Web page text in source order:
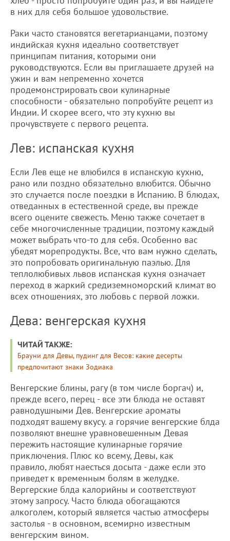
в них для себя большое удовольствие.
Раки часто становятся вегетарианцами, поэтому
индийская кухня идеально соответствует
принципам питания, которыми они
руководствуются. Если вы приглашаете друзей на
ужин и вам непременно хочется
продемонстрировать свои кулинарные
способности - обязательно попробуйте рецепт из
Индии. И скорее всего, что эту кухню вы
прочувствуете с первого рецепта.
Лев: испанская кухня
Если Лев еще не влюбился в испанскую кухню,
рано или поздно обязательно влюбится. Обычно
это случается после поездки в ​​Испанию. В блюдах,
отведанных в естественной среде, вы прежде
всего оцените свежесть. Меню также сочетает в
себе многочисленные традиции, поэтому каждый
может выбрать что-то для себя. Особенно вас
убедят морепродукты. Все, что вам нужно сделать,
это попробовать оригинальную паэлью. Для
теплолюбивых львов испанская кухня означает
переход в жаркий средиземноморский климат во
всех отношениях, это любовь с первой ложки.
Дева: венгерская кухня
ЧИТАЙ ТАКЖЕ:
Брауни для Девы, пудинг для Весов: какие десерты
предпочитают знаки Зодиака
Венгерские блины, рагу (в том числе боргач) и,
прежде всего, перец - все эти блюда не оставят
равнодушными Дев. Венгерские ароматы
подходят вашему вкусу. а горячие венгерские блда
позволяют внешне уравновешенным Девая
пережить настоящие кулинарные горячие
приключения. Плюс ко всему, Девы, как
правило, любят наесться досыта - даже если это
приведет к временным болям в желудке.
Вергерские блда калорийны и соответствуют
этому запросу. Часто блюда обогащаются
алкоголем, который является частью атмосферы
застолья - в основном, всемирно известным
венгерским вином.